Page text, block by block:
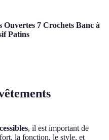
Ouvertes 7 Crochets Banc à
Patins
, il est important de
la fonction, le style, et